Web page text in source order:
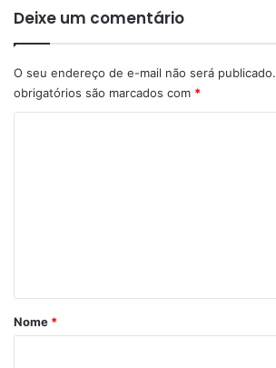
Deixe um comentário
O seu endereço de e-mail não será publicado.
obrigatórios são marcados com *
r
Nome *